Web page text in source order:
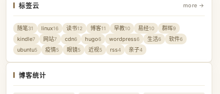
标签云 more →
随笔31 linux16 读书12 博客11 早教10 易经10 群晖9
kindle7 网站7 cdn6 hugo6 wordpress6 生活6 软件6
ubuntu5 疫情5 眼镜5 近视5 rss4 亲子4
博客统计